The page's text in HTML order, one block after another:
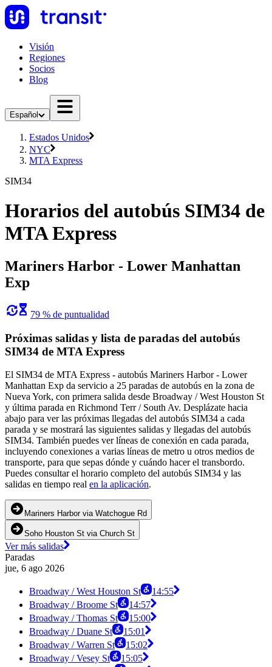
Visión
Regiones
Socios
Blog
Español
Estados Unidos
NYC
MTA Express
SIM34
Horarios del autobús SIM34 de
MTA Express
Mariners Harbor - Lower Manhattan
Exp
79 % de puntualidad
Próximas salidas y lista de paradas del autobús
SIM34 de MTA Express
El SIM34 de MTA Express - autobús Mariners Harbor - Lower
Manhattan Exp da servicio a 25 paradas de autobús en la zona de
Nueva York, con primera salida desde Broadway / West Houston St
y última parada en Richmond Terr / South Av. Desplázate hacia
abajo para ver las próximas llegadas del autobús SIM34 a cada
parada y se mostrará las siguientes salidas y llegadas del autobús
SIM34. También puedes ver líneas de conexión en cada parada,
incluyendo conexiones a varias líneas de metro u otros medios de
transporte, para que sepas dónde y cuándo hacer el transbordo.
Puedes consultar el horario completo del autobús SIM34 y las
salidas en tiempo real en la aplicación.
Mariners Harbor via Watchogue Rd
Soho Houston St via Church St
Ver más salidas
Paradas
jue, 6 ago 2026
Broadway / West Houston St
14:55
Broadway / Broome St
14:57
Broadway / Thomas St
15:00
Broadway / Duane St
15:01
Broadway / Warren St
15:02
Broadway / Vesey St
15:05